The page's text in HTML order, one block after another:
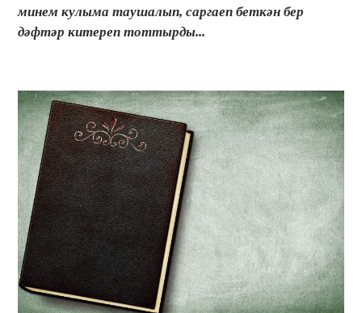
минем кулыма таушалып, саргаеп беткән бер
дәфтәр китереп тоттырды...